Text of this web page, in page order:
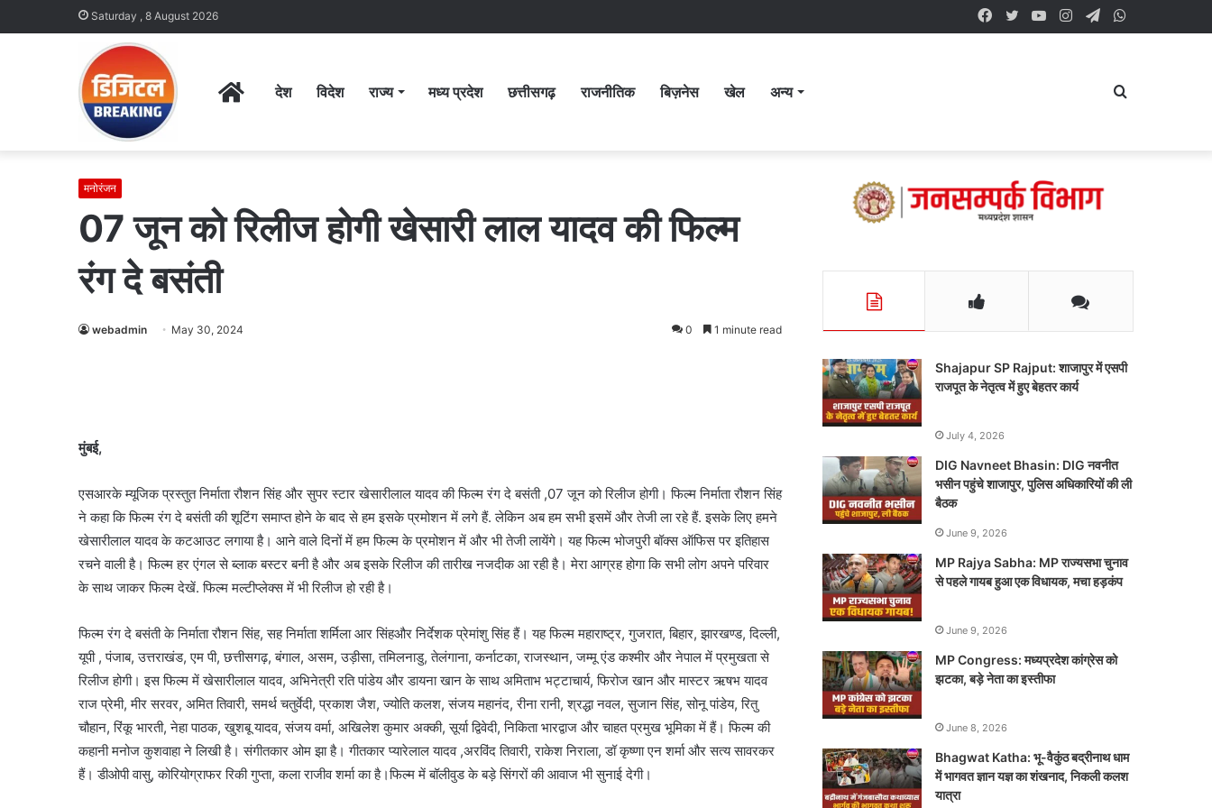
Saturday , 8 August 2026 Telegram
Instagram
YouTube
Twitter
Facebook
Homeदेश विदेश राज्य मध्य प्रदेश छत्तीसगढ़ राजनीतिक बिज़नेस खेल अन्य Search
मनोरंजन
07 जून को रिलीज होगी खेसारी लाल यादव की फिल्म
रंग दे बसंती
webadmin May 30, 2024 0 1 minute read
मुंबई,
एसआरके म्यूजिक प्रस्तुत निर्माता रौशन सिंह और सुपर स्टार खेसारीलाल यादव की फिल्म रंग दे बसंती ,07 जून को रिलीज होगी। फिल्म निर्माता रौशन सिंह
ने कहा कि फिल्म रंग दे बसंती की शूटिंग समाप्त होने के बाद से हम इसके प्रमोशन में लगे हैं. लेकिन अब हम सभी इसमें और तेजी ला रहे हैं. इसके लिए हमने
खेसारीलाल यादव के कटआउट लगाया है। आने वाले दिनों में हम फिल्म के प्रमोशन में और भी तेजी लायेंगे। यह फिल्म भोजपुरी बॉक्स ऑफिस पर इतिहास
रचने वाली है। फिल्म हर एंगल से ब्लाक बस्टर बनी है और अब इसके रिलीज की तारीख नजदीक आ रही है। मेरा आग्रह होगा कि सभी लोग अपने परिवार
के साथ जाकर फिल्म देखें. फिल्म मल्टीप्लेक्स में भी रिलीज हो रही है।
फिल्म रंग दे बसंती के निर्माता रौशन सिंह, सह निर्माता शर्मिला आर सिंहऔर निर्देशक प्रेमांशु सिंह हैं। यह फिल्म महाराष्ट्र, गुजरात, बिहार, झारखण्ड, दिल्ली,
यूपी , पंजाब, उत्तराखंड, एम पी, छत्तीसगढ़, बंगाल, असम, उड़ीसा, तमिलनाडु, तेलंगाना, कर्नाटका, राजस्थान, जम्मू एंड कश्मीर और नेपाल में प्रमुखता से
रिलीज होगी। इस फिल्म में खेसारीलाल यादव, अभिनेत्री रति पांडेय और डायना खान के साथ अमिताभ भट्टाचार्य, फिरोज खान और मास्टर ऋषभ यादव
राज प्रेमी, मीर सरवर, अमित तिवारी, समर्थ चतुर्वेदी, प्रकाश जैश, ज्योति कलश, संजय महानंद, रीना रानी, श्रद्धा नवल, सुजान सिंह, सोनू पांडेय, रितु
चौहान, रिंकू भारती, नेहा पाठक, खुशबू यादव, संजय वर्मा, अखिलेश कुमार अक्की, सूर्या द्विवेदी, निकिता भारद्वाज और चाहत प्रमुख भूमिका में हैं। फिल्म की
कहानी मनोज कुशवाहा ने लिखी है। संगीतकार ओम झा है। गीतकार प्यारेलाल यादव ,अरविंद तिवारी, राकेश निराला, डॉ कृष्णा एन शर्मा और सत्य सावरकर
हैं। डीओपी वासु, कोरियोग्राफर रिकी गुप्ता, कला राजीव शर्मा का है।फिल्म में बॉलीवुड के बड़े सिंगरों की आवाज भी सुनाई देगी।
Shajapur SP Rajput: शाजापुर में एसपी
राजपूत के नेतृत्व में हुए बेहतर कार्य
July 4, 2026
DIG Navneet Bhasin: DIG नवनीत
भसीन पहुंचे शाजापुर, पुलिस अधिकारियों की ली
बैठक
June 9, 2026
MP Rajya Sabha: MP राज्यसभा चुनाव
से पहले गायब हुआ एक विधायक, मचा हड़कंप
June 9, 2026
MP Congress: मध्यप्रदेश कांग्रेस को
झटका, बड़े नेता का इस्तीफा
June 8, 2026
Bhagwat Katha: भू-वैकुंठ बद्रीनाथ धाम
में भागवत ज्ञान यज्ञ का शंखनाद, निकली कलश
यात्रा